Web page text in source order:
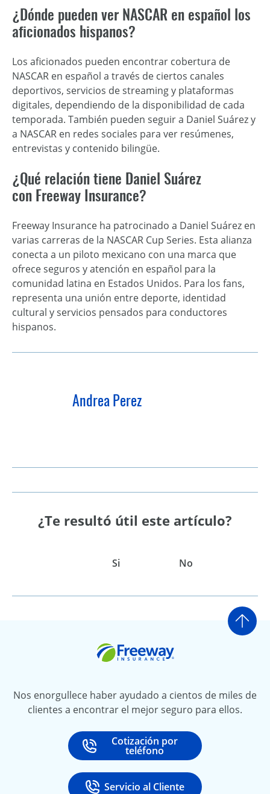
¿Dónde pueden ver NASCAR en español los
aficionados hispanos?
Los aficionados pueden encontrar cobertura de
NASCAR en español a través de ciertos canales
deportivos, servicios de streaming y plataformas
digitales, dependiendo de la disponibilidad de cada
temporada. También pueden seguir a Daniel Suárez y
a NASCAR en redes sociales para ver resúmenes,
entrevistas y contenido bilingüe.
¿Qué relación tiene Daniel Suárez
con Freeway Insurance?
Freeway Insurance ha patrocinado a Daniel Suárez en
varias carreras de la NASCAR Cup Series. Esta alianza
conecta a un piloto mexicano con una marca que
ofrece seguros y atención en español para la
comunidad latina en Estados Unidos. Para los fans,
representa una unión entre deporte, identidad
cultural y servicios pensados para conductores
hispanos.
Andrea Perez
¿Te resultó útil este artículo?
Si No
Ir
Nos enorgullece haber ayudado a cientos de miles de
clientes a encontrar el mejor seguro para ellos.
Call
Cotización por
teléfono
at
Call
Servicio al Cliente
at 888-531-6720